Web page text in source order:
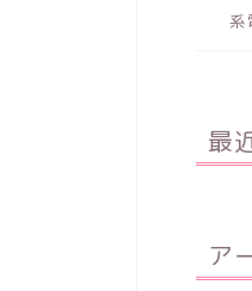
系
最
ア